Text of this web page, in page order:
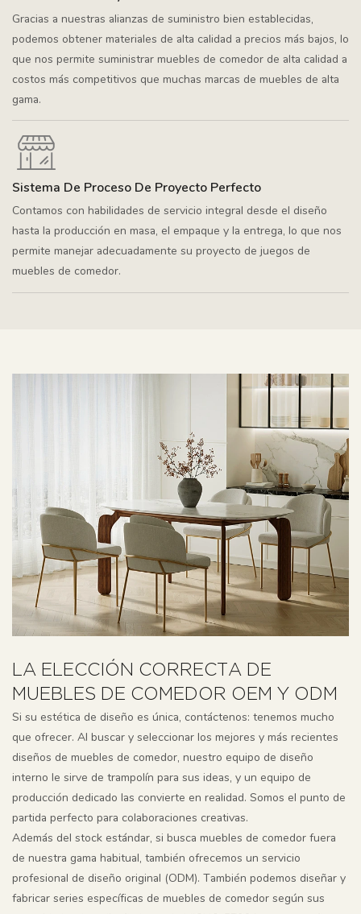
Gracias a nuestras alianzas de suministro bien establecidas,
podemos obtener materiales de alta calidad a precios más bajos, lo
que nos permite suministrar muebles de comedor de alta calidad a
costos más competitivos que muchas marcas de muebles de alta
gama.
Sistema De Proceso De Proyecto Perfecto
Contamos con habilidades de servicio integral desde el diseño
hasta la producción en masa, el empaque y la entrega, lo que nos
permite manejar adecuadamente su proyecto de juegos de
muebles de comedor.
LA ELECCIÓN CORRECTA DE
MUEBLES DE COMEDOR OEM Y ODM
Si su estética de diseño es única, contáctenos: tenemos mucho
que ofrecer. Al buscar y seleccionar los mejores y más recientes
diseños de muebles de comedor, nuestro equipo de diseño
interno le sirve de trampolín para sus ideas, y un equipo de
producción dedicado las convierte en realidad. Somos el punto de
partida perfecto para colaboraciones creativas.
Además del stock estándar, si busca muebles de comedor fuera
de nuestra gama habitual, también ofrecemos un servicio
profesional de diseño original (ODM). También podemos diseñar y
fabricar series específicas de muebles de comedor según sus